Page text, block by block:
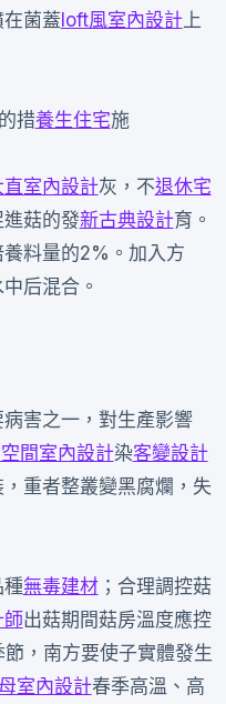
菌蓋 loft風室內設計上
措養生住宅施
直室內設計灰，不退休宅
菇的發新古典設計育。
料量的2%。加入方
后混合。
害之一，對生產影響
間室內設計染客變設計
重者整叢變黑腐爛，失
無毒建材；合理調控菇
出菇期間菇房溫度應控
，南方要使子實體發生
室內設計春季高溫、高